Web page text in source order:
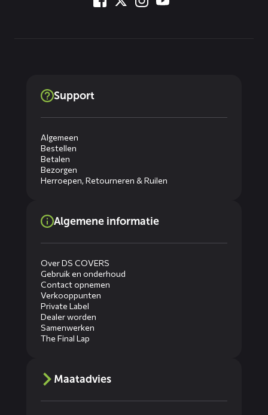
Support
Algemeen
Bestellen
Betalen
Bezorgen
Herroepen, Retourneren & Ruilen
Algemene informatie
Over DS COVERS
Gebruik en onderhoud
Contact opnemen
Verkooppunten
Private Label
Dealer worden
Samenwerken
The Final Lap
Maatadvies